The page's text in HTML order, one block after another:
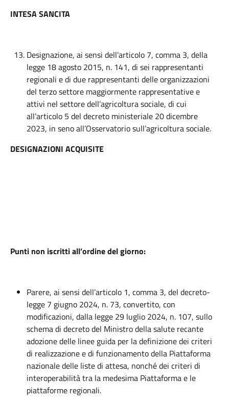
INTESA SANCITA
Designazione, ai sensi dell’articolo 7, comma 3, della
legge 18 agosto 2015, n. 141, di sei rappresentanti
regionali e di due rappresentanti delle organizzazioni
del terzo settore maggiormente rappresentative e
attivi nel settore dell’agricoltura sociale, di cui
all’articolo 5 del decreto ministeriale 20 dicembre
2023, in seno all’Osservatorio sull’agricoltura sociale.
DESIGNAZIONI ACQUISITE
Punti non iscritti all’ordine del giorno:
Parere, ai sensi dell’articolo 1, comma 3, del decreto-
legge 7 giugno 2024, n. 73, convertito, con
modificazioni, dalla legge 29 luglio 2024, n. 107, sullo
schema di decreto del Ministro della salute recante
adozione delle linee guida per la definizione dei criteri
di realizzazione e di funzionamento della Piattaforma
nazionale delle liste di attesa, nonché dei criteri di
interoperabilità tra la medesima Piattaforma e le
piattaforme regionali.